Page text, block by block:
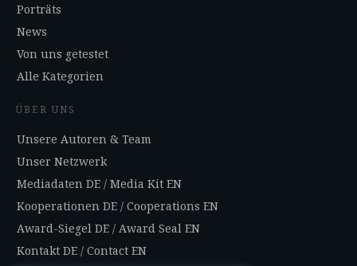
Porträts
News
Von uns getestet
Alle Kategorien
ÜBER UNS
Unsere Autoren & Team
Unser Netzwerk
Mediadaten DE / Media Kit EN
Kooperationen DE / Cooperations EN
Award-Siegel DE / Award Seal EN
Kontakt DE / Contact EN